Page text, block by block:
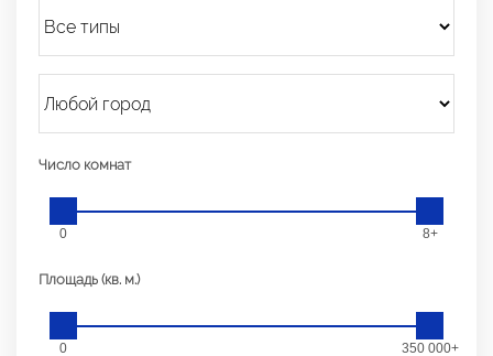
Число комнат
0 8+
Площадь (кв. м.)
0 350 000+